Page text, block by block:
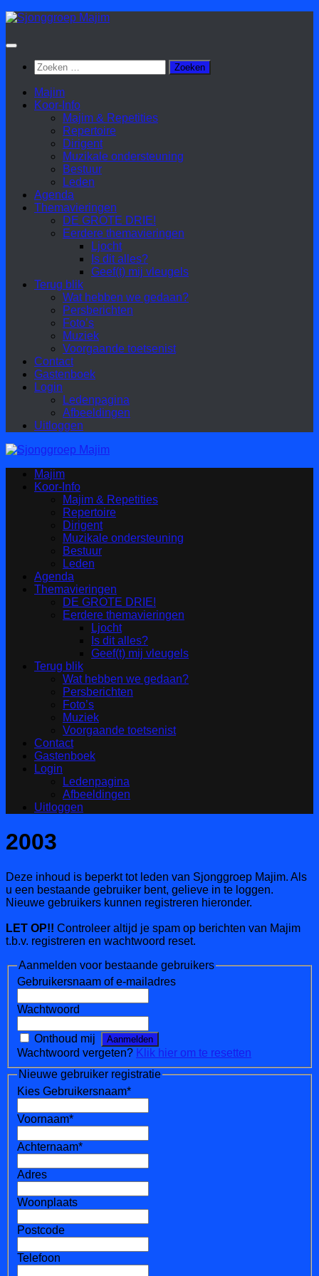
Doorgaan
inhoud
Zoeken
naar:
Majim
Koor-Info
Majim & Repetities
Repertoire
Dirigent
Muzikale ondersteuning
Bestuur
Leden
Agenda
Themavieringen
DE GROTE DRIE!
Eerdere themavieringen
Ljocht
Is dit alles?
Geef(t) mij vleugels
Terug blik
Wat hebben we gedaan?
Persberichten
Foto’s
Muziek
Voorgaande toetsenist
Contact
Gastenboek
Login
Ledenpagina
Afbeeldingen
Uitloggen
Majim
Koor-Info
Majim & Repetities
Repertoire
Dirigent
Muzikale ondersteuning
Bestuur
Leden
Agenda
Themavieringen
DE GROTE DRIE!
Eerdere themavieringen
Ljocht
Is dit alles?
Geef(t) mij vleugels
Terug blik
Wat hebben we gedaan?
Persberichten
Foto’s
Muziek
Voorgaande toetsenist
Contact
Gastenboek
Login
Ledenpagina
Afbeeldingen
Uitloggen
2003
Deze inhoud is beperkt tot leden van Sjonggroep Majim. Als
u een bestaande gebruiker bent, gelieve in te loggen.
Nieuwe gebruikers kunnen registreren hieronder.
LET OP!! Controleer altijd je spam op berichten van Majim
t.b.v. registreren en wachtwoord reset.
Aanmelden voor bestaande gebruikers
Gebruikersnaam of e-mailadres
Wachtwoord
Onthoud mij
Wachtwoord vergeten? Klik hier om te resetten
Nieuwe gebruiker registratie
Kies Gebruikersnaam*
Voornaam*
Achternaam*
Adres
Woonplaats
Postcode
Telefoon